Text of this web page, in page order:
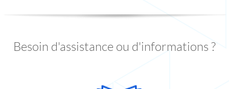
Besoin d'assistance ou d'informations ?